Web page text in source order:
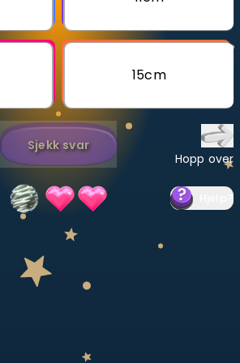
privatundervisning
15cm
Sjekk svar
Hopp over
?